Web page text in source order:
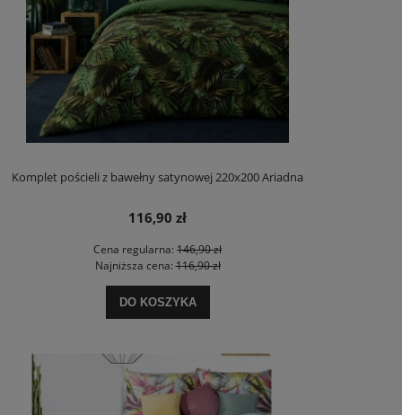
Komplet pościeli z bawełny satynowej 220x200 Ariadna
116,90 zł
Cena regularna: 146,90 zł
Najniższa cena:116,90 zł
DO KOSZYKA